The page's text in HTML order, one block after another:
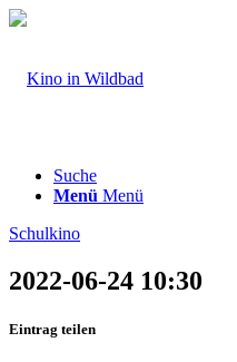
Suche
Menü Menü
Schulkino
2022-06-24 10:30
Eintrag teilen